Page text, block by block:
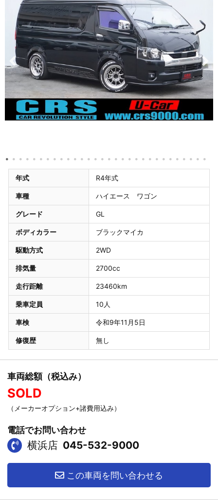
年式 R4年式
車種 ハイエース ワゴン
グレード GL
ボディカラー ブラックマイカ
駆動方式 2WD
排気量 2700cc
走行距離 23460km
乗車定員 10人
車検 令和9年11月5日
修復歴 無し
車両総額（税込み）
SOLD
（メーカーオプション+諸費用込み）
電話でお問い合わせ
横浜店 045-532-9000
この車両を問い合わせる